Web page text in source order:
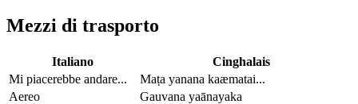
Mezzi di trasporto
Italiano
Cinghalais
Mi piacerebbe andare...
Maṭa yanana kaæmatai...
Aereo
Gauvana yaānayaka